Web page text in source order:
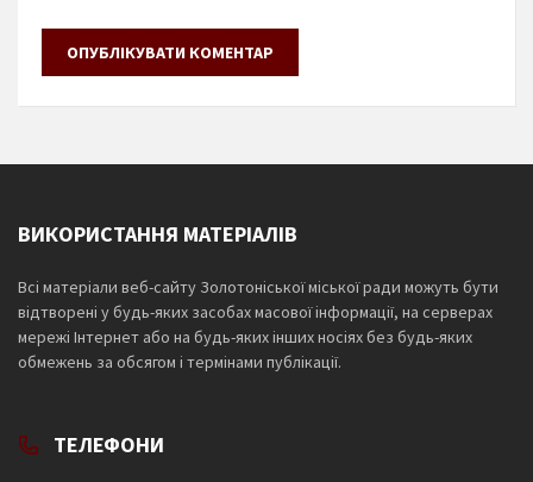
ВИКОРИСТАННЯ МАТЕРІАЛІВ
Всі матеріали веб-сайту Золотоніської міської ради можуть бути
відтворені у будь-яких засобах масової інформації, на серверах
мережі Інтернет або на будь-яких інших носіях без будь-яких
обмежень за обсягом і термінами публікації.
ТЕЛЕФОНИ